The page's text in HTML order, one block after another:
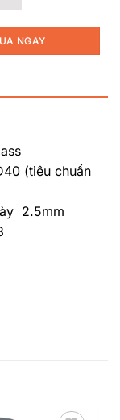
NGAY
(tiêu chuẩn
2.5mm